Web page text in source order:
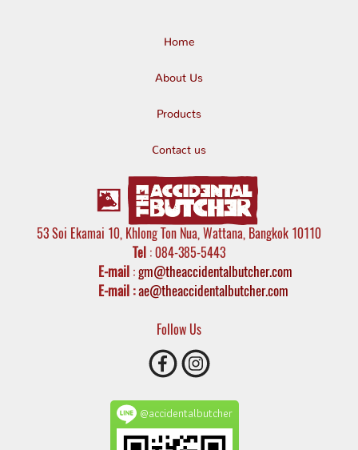
Home
About Us
Products
Contact us
53 Soi Ekamai 10, Khlong Ton Nua, Wattana, Bangkok 10110
Tel : 084-385-5443
E-mail:gm@theaccidentalbutcher.com
E-mail :ae@theaccidentalbutcher.com
Follow Us
@accidentalbutcher